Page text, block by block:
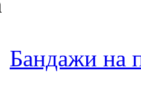
Бандажи на